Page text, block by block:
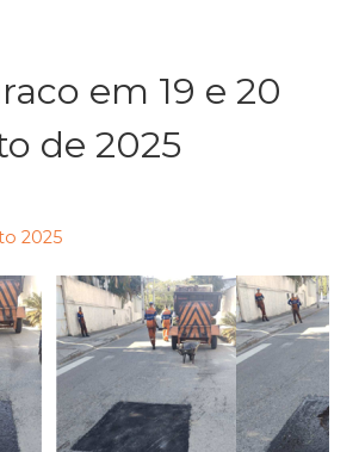
em 19 e 20
de 2025
2025